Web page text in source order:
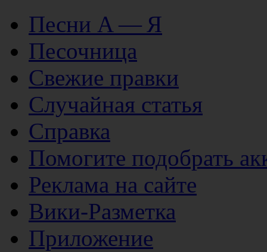
Песни А — Я
Песочница
Свежие правки
Случайная статья
Справка
Помогите подобрать
Реклама на сайте
Вики-Разметка
Приложение